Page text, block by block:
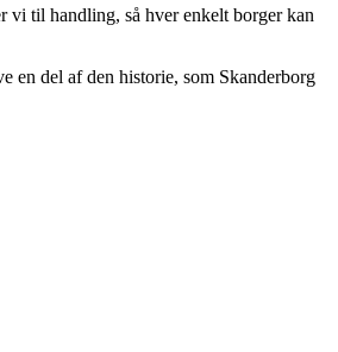
vi til handling, så hver enkelt borger kan
en del af den historie, som Skanderborg